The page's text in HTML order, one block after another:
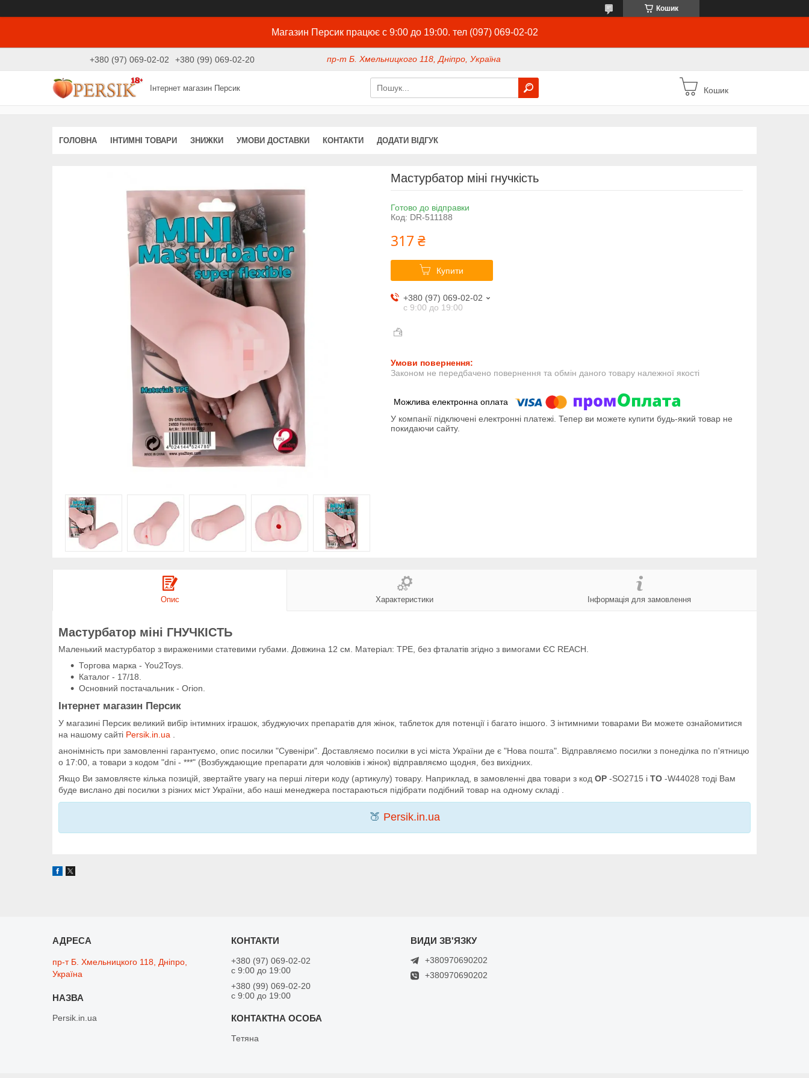
Кошик
Магазин Персик працює с 9:00 до 19:00. тел (097) 069-02-02
+380 (97) 069-02-02 +380 (99) 069-02-20 пр-т Б. Хмельницкого 118, Дніпро, Україна
Інтернет магазин Персик Кошик
ГОЛОВНА ІНТИМНІ ТОВАРИ ЗНИЖКИ УМОВИ ДОСТАВКИ КОНТАКТИ ДОДАТИ ВІДГУК
Мастурбатор міні гнучкість
Готово до відправки
Код: DR-511188
317 ₴
Купити
+380 (97) 069-02-02
с 9:00 до 19:00
Законом не передбачено повернення та обмін даного товару належної якості
У компанії підключені електронні платежі. Тепер ви можете купити будь-який товар не
покидаючи сайту.
Опис Характеристики Інформація для замовлення
Мастурбатор міні ГНУЧКІСТЬ
Маленький мастурбатор з вираженими статевими губами. Довжина 12 см. Матеріал: TPE, без фталатів згідно з вимогами ЄС REACH.
Торгова марка - You2Toys.
Каталог - 17/18.
Основний постачальник - Orion.
Інтернет магазин Персик
У магазині Персик великий вибір інтимних іграшок, збуджуючих препаратів для жінок, таблеток для потенції і багато іншого. З інтимними товарами Ви можете ознайомитися
на нашому сайті Persik.in.ua
анонімність при замовленні гарантуємо, опис посилки "Сувеніри". Доставляємо посилки в усі міста України де є "Нова пошта". Відправляємо посилки з понеділка по п'ятницю
о 17:00, а товари з кодом "dni - ***" (Возбуждающие препарати для чоловіків і жінок) відправляємо щодня, без вихідних.
Якщо Ви замовляєте кілька позицій, звертайте увагу на перші літери коду (артикулу) товару. Наприклад, в замовленні два товари з код OP -SO2715 і TO -W44028 тоді Вам
буде вислано дві посилки з різних міст України, або наші менеджера постараються підібрати подібний товар на одному складі .
🍑 Persik.in.ua
пр-т Б. Хмельницкого 118, Дніпро,
Україна
Persik.in.ua
+380 (97) 069-02-02
с 9:00 до 19:00
+380 (99) 069-02-20
с 9:00 до 19:00
Тетяна
+380970690202
+380970690202